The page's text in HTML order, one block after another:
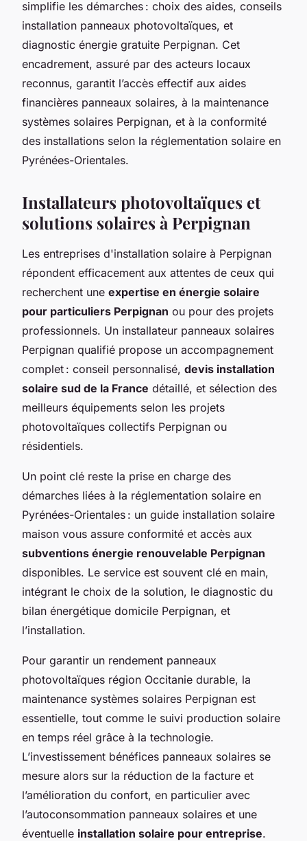
simplifie les démarches : choix des aides, conseils
installation panneaux photovoltaïques, et
diagnostic énergie gratuite Perpignan. Cet
encadrement, assuré par des acteurs locaux
reconnus, garantit l’accès effectif aux aides
financières panneaux solaires, à la maintenance
systèmes solaires Perpignan, et à la conformité
des installations selon la réglementation solaire en
Pyrénées-Orientales.
Installateurs photovoltaïques et
solutions solaires à Perpignan
Les entreprises d'installation solaire à Perpignan
répondent efficacement aux attentes de ceux qui
recherchent une expertise en énergie solaire
pour particuliers Perpignan ou pour des projets
professionnels. Un installateur panneaux solaires
Perpignan qualifié propose un accompagnement
complet : conseil personnalisé, devis installation
solaire sud de la France détaillé, et sélection des
meilleurs équipements selon les projets
photovoltaïques collectifs Perpignan ou
résidentiels.
Un point clé reste la prise en charge des
démarches liées à la réglementation solaire en
Pyrénées-Orientales : un guide installation solaire
maison vous assure conformité et accès aux
subventions énergie renouvelable Perpignan
disponibles. Le service est souvent clé en main,
intégrant le choix de la solution, le diagnostic du
bilan énergétique domicile Perpignan, et
l’installation.
Pour garantir un rendement panneaux
photovoltaïques région Occitanie durable, la
maintenance systèmes solaires Perpignan est
essentielle, tout comme le suivi production solaire
en temps réel grâce à la technologie.
L’investissement bénéfices panneaux solaires se
mesure alors sur la réduction de la facture et
l’amélioration du confort, en particulier avec
l’autoconsommation panneaux solaires et une
éventuelle installation solaire pour entreprise.